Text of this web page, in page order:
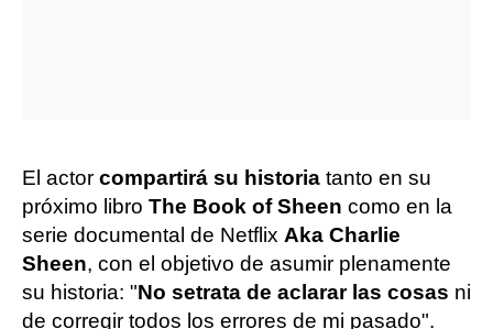
El actor compartirá su historia tanto en su
próximo libro The Book of Sheen como en la
serie documental de Netflix Aka Charlie
Sheen, con el objetivo de asumir plenamente
su historia: "No setrata de aclarar las cosas ni
de corregir todos los errores de mi pasado".